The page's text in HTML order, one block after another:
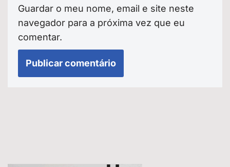
Guardar o meu nome, email e site neste
navegador para a próxima vez que eu
comentar.